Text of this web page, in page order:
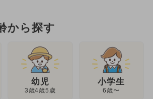
から探す
幼児
3歳4歳5歳
小学生
6歳〜